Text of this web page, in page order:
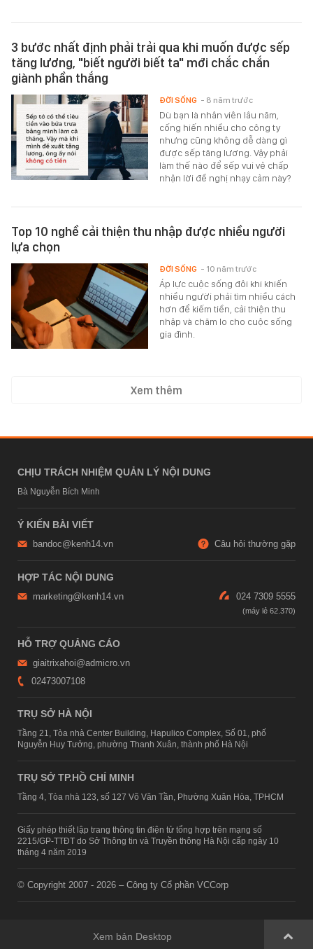
3 bước nhất định phải trải qua khi muốn được sếp
tăng lương, "biết người biết ta" mới chắc chắn
giành phần thắng
Dù bạn là nhân viên lâu năm,
cống hiến nhiều cho công ty
nhưng cũng không dễ dàng gì
được sếp tăng lương. Vậy phải
làm thế nào để sếp vui vẻ chấp
nhận lời đề nghị nhạy cảm này?
ĐỜI SỐNG - 8 năm trước
Top 10 nghề cải thiện thu nhập được nhiều người
lựa chọn
Áp lực cuộc sống đôi khi khiến
nhiều người phải tìm nhiều cách
hơn để kiếm tiền, cải thiện thu
nhập và chăm lo cho cuộc sống
gia đình.
ĐỜI SỐNG - 10 năm trước
Xem thêm
CHỊU TRÁCH NHIỆM QUẢN LÝ NỘI DUNG
Bà Nguyễn Bích Minh
Ý KIẾN BÀI VIẾT
bandoc@kenh14.vn Câu hỏi thường gặp
HỢP TÁC NỘI DUNG
marketing@kenh14.vn 024 7309 5555
HỖ TRỢ QUẢNG CÁO
giaitrixahoi@admicro.vn
02473007108
TRỤ SỞ HÀ NỘI
Tầng 21, Tòa nhà Center Building, Hapulico Complex, Số 01, phố
Nguyễn Huy Tưởng, phường Thanh Xuân, thành phố Hà Nội
TRỤ SỞ TP.HỒ CHÍ MINH
Tầng 4, Tòa nhà 123, số 127 Võ Văn Tần, Phường Xuân Hòa, TPHCM
Giấy phép thiết lập trang thông tin điện tử tổng hợp trên mạng số
2215/GP-TTĐT do Sở Thông tin và Truyền thông Hà Nội cấp ngày 10
tháng 4 năm 2019
© Copyright 2007 - 2026 – Công ty Cổ phần VCCorp
Xem bản Desktop